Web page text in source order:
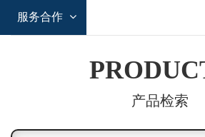
服务合作
产品检索